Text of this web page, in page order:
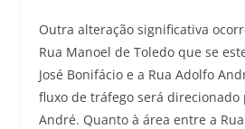
Outra alteração significativa
Rua Manoel de Toledo que se
José Bonifácio e a Rua Adolfo
fluxo de tráfego será direcionado
André. Quanto à área entre a